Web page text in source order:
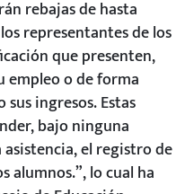
rebajas de hasta
representantes de los
que presenten,
empleo o de forma
ingresos. Estas
bajo ninguna
el registro de
alumnos.”, lo cual ha